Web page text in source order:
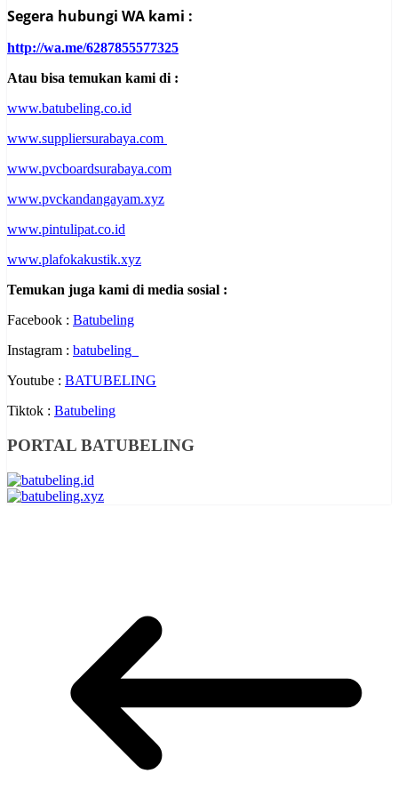
Segera hubungi WA kami :
http://wa.me/6287855577325
Atau bisa temukan kami di :
www.batubeling.co.id
www.suppliersurabaya.com
www.pvcboardsurabaya.com
www.pvckandangayam.xyz
www.pintulipat.co.id
www.plafokakustik.xyz
Temukan juga kami di media sosial :
Facebook : Batubeling
Instagram : batubeling_
Youtube : BATUBELING
Tiktok : Batubeling
PORTAL BATUBELING